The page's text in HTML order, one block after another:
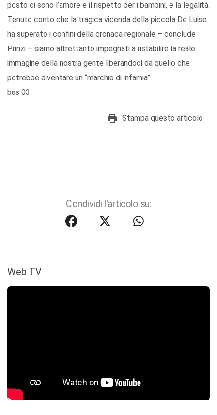
posto ci sono l’amore e il rispetto per i bambini, e la legalità.
Tenuto conto che la tragica vicenda della piccola De Luise
ha superato i confini della cronaca regionale – conclude
Prinzi – siamo altrettanto impegnati a ristabilire la reale
immagine della nostra gente liberandoci da quello che
potrebbe diventare un “marchio di infamia”.
bas 03
Stampa questo articolo
Condividi l'articolo su:
Web TV